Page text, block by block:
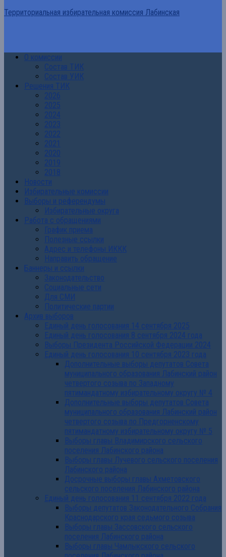
Территориальная избирательная комиссия Лабинская
О комиссии
Состав ТИК
Состав УИК
Решения ТИК
2026
2025
2024
2023
2022
2021
2020
2019
2018
Новости
Избирательные комиссии
Выборы и референдумы
Избирательные округа
Работа с обращениями
График приема
Полезные ссылки
Адрес и телефоны ИККК
Направить обращение
Баннеры и ссылки
Законодательство
Социальные сети
Для СМИ
Политические партии
Архив выборов
Единый день голосования 14 сентября 2025
Единый день голосования 8 сентября 2024 года
Выборы Президента Российской Федерации 2024
Единый день голосования 10 сентября 2023 года
Дополнительные выборы депутатов Совета
муниципального образования Лабинский район
четвертого созыва по Западному
пятимандатному избирательному округу № 4
Дополнительные выборы депутатов Совета
муниципального образования Лабинский район
четвертого созыва по Предгорненскому
пятимандатному избирательному округу № 5
Выборы главы Владимирского сельского
поселения Лабинского района
Выборы главы Лучевого сельского поселения
Лабинского района
Досрочные выборы главы Ахметовского
сельского поселения Лабинского района
Единый день голосования 11 сентября 2022 года
Выборы депутатов Законодательного Собрания
Краснодарского края седьмого созыва
Выборы главы Зассовского сельского
поселения Лабинского района
Выборы главы Чамлыкского сельского